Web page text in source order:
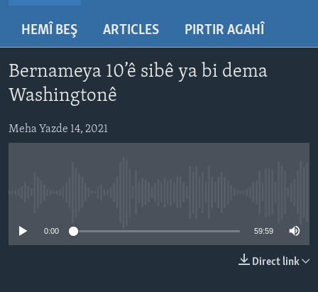
Malpera
here
Lêgerînê
TIRKÎYE
SÛRÎYE
ÎRAQ
ROJHILATA NAVÎN
SORANÎ
Navê xwe tomar
HEMÎ BEŞ ARTICLES PIRTIR AGAHÎ
Bernameya 10’ê sibê ya bi dema
Washingtonê
Meha Yazde 14, 2021
0:00 59:59
Direct link